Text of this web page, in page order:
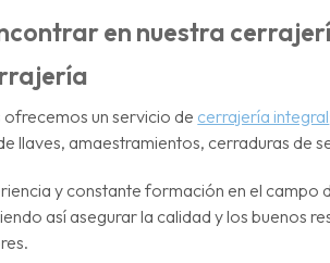
en nuestra
ofrecemos un servicio de cerrajería integral
llaves, amaestramientos, cerraduras de
y constante formación en el
así asegurar la calidad y los buenos